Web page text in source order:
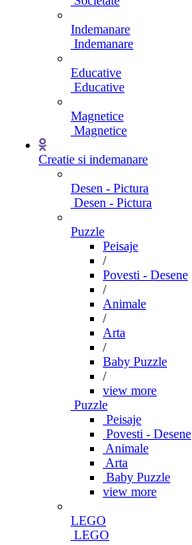
Indemanare
Indemanare
Educative
Educative
Magnetice
Magnetice
Creatie si indemanare
Desen - Pictura
Desen - Pictura
Puzzle
Peisaje
/
Povesti - Desene
/
Animale
/
Arta
/
Baby Puzzle
/
view more
Puzzle
Peisaje
Povesti - Desene
Animale
Arta
Baby Puzzle
view more
LEGO
LEGO